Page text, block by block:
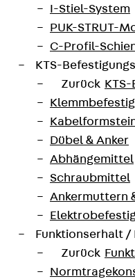
I-Stiel-System
PUK-STRUT-
C-Profil-
KTS-
Zurück
Dübel & Anker
Abhängemittel
Schraubmittel
Ankermuttern
Funktionserhalt
Zurück